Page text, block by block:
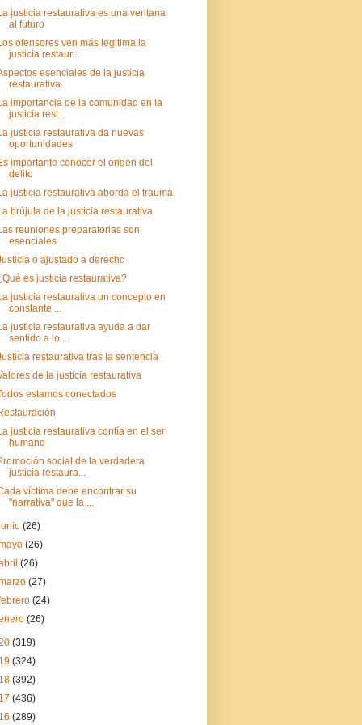
justicia restaurativa es una ventana
al futuro
ofensores ven más legitima la
justicia restaur...
esenciales de la justicia
restaurativa
importancia de la comunidad en la
justicia rest...
justicia restaurativa da nuevas
oportunidades
importante conocer el origen del
delito
justicia restaurativa aborda el trauma
brújula de la justicia restaurativa
reuniones preparatorias son
esenciales
o ajustado a derecho
es justicia restaurativa?
justicia restaurativa un concepto en
constante ...
justicia restaurativa ayuda a dar
sentido a lo ...
restaurativa tras la sentencia
de la justicia restaurativa
estamos conectados
justicia restaurativa confía en el ser
humano
social de la verdadera
justicia restaura...
víctima debe encontrar su
"narrativa" que la ...
(26)
(26)
(26)
(27)
(24)
(26)
(319)
(324)
(392)
(436)
(289)